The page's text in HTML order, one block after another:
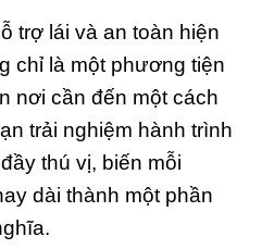
trợ lái và an toàn hiện
chỉ là một phương tiện
nơi cần đến một cách
trải nghiệm hành trình
thú vị, biến mỗi
dài thành một phần